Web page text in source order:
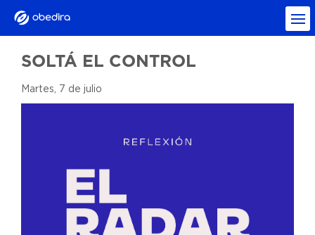
SOLTÁ EL CONTROL
Martes, 7 de julio